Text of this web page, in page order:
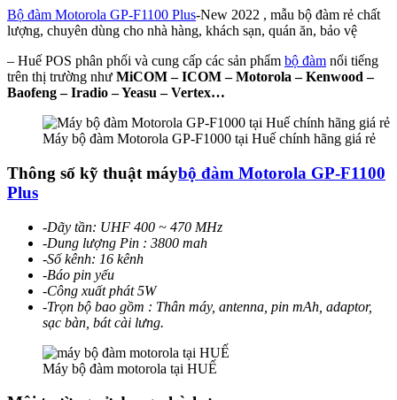
Bộ đàm Motorola GP-F1100 Plus-New 2022 , mẫu bộ đàm rẻ chất
lượng, chuyên dùng cho nhà hàng, khách sạn, quán ăn, bảo vệ
– Huế POS phân phối và cung cấp các sản phẩm bộ đàm nổi tiếng
trên thị trường như MiCOM – ICOM – Motorola – Kenwood –
Baofeng – Iradio – Yeasu – Vertex…
Máy bộ đàm Motorola GP-F1000 tại Huế chính hãng giá rẻ
Thông số kỹ thuật máybộ đàm Motorola GP-F1100
Plus
-Dãy tần: UHF 400 ~ 470 MHz
-Dung lượng Pin : 3800 mah
-Số kênh: 16 kênh
-Báo pin yếu
-Công xuất phát 5W
-Trọn bộ bao gồm : Thân máy, antenna, pin mAh, adaptor,
sạc bàn, bát cài lưng.
Máy bộ đàm motorola tại HUẾ